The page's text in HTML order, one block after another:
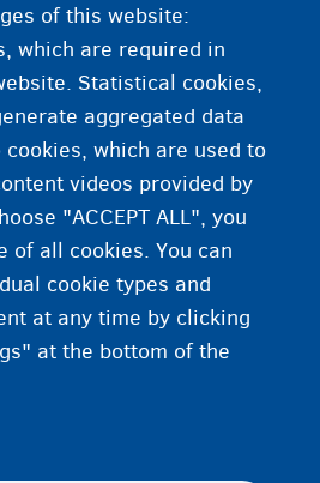
ቊጽሪ ዘለዎ ቲከት ክትወስዱ
እቶም ቊጽርታት ዝረኣይሉ ሓደ ምልክት
ምስተራኣየ ጥራይ እዩ ተራኹም
of this website:
which are required in
Statistical cookies,
aggregated data
which are used to
videos provided by
"ACCEPT ALL", you
of all cookies. You can
cookie types and
at any time by clicking
at the bottom of the